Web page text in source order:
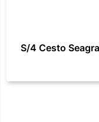
S/4 Cesto